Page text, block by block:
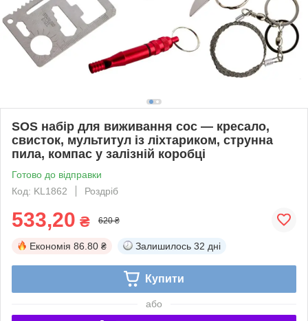
SOS набір для виживання сос — кресало,
свисток, мультитул із ліхтариком, струнна
пила, компас у залізній коробці
Готово до відправки
Код: KL1862
Роздріб
533,20 ₴ 620 ₴
Економія 86.80 ₴ Залишилось 32 дні
Купити
або